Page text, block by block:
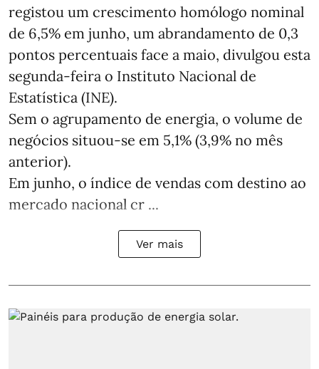
registou um crescimento homólogo nominal
de 6,5% em junho, um abrandamento de 0,3
pontos percentuais face a maio, divulgou esta
segunda-feira o Instituto Nacional de
Estatística (INE).
Sem o agrupamento de energia, o volume de
negócios situou-se em 5,1% (3,9% no mês
anterior).
Em junho, o índice de vendas com destino ao
mercado nacional cr ...
Ver mais